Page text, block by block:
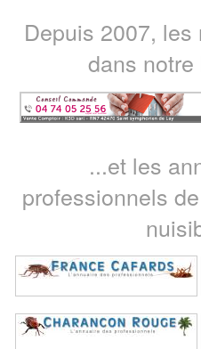
Depuis 2007,
dans
...et les
professionnels